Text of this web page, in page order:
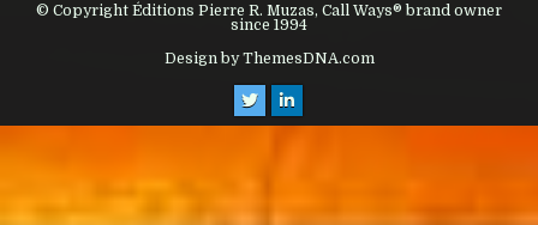
© Copyright Éditions Pierre R. Muzas, Call Ways® brand owner
since 1994
Design by ThemesDNA.com